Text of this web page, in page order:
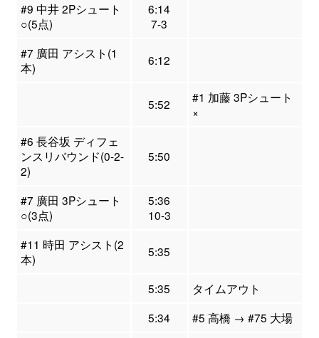
#9 中井 2Pシュート
○(5点)
6:14
7-3
#7 廣田 アシスト(1
本)
6:12
5:52
#1 加藤 3Pシュート
×
#6 長谷坂 ディフェ
ンスリバウンド(0-2-
2)
5:50
#7 廣田 3Pシュート
○(3点)
5:36
10-3
#11 時田 アシスト(2
本)
5:35
5:35
タイムアウト
5:34
#5 高橋 → #75 大場